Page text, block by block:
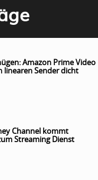
Amazon Prime Video
linearen Sender dicht
Channel kommt
Streaming Dienst